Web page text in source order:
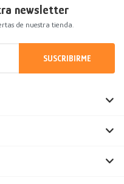
newsletter
de nuestra tienda.
SUSCRIBIRME